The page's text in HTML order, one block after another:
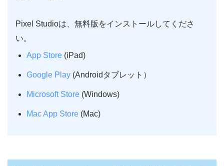
Pixel Studioは、無料版をインストールしてくださ
い。
App Store (iPad)
Google Play (Androidタブレット）
Microsoft Store (Windows)
Mac App Store (Mac)